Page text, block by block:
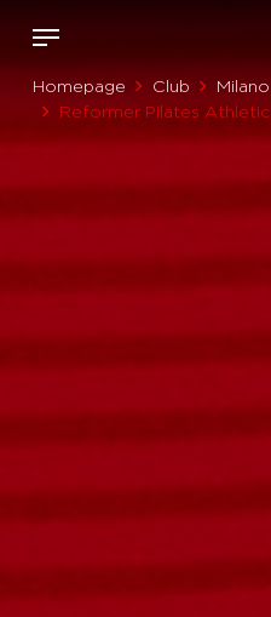
Homepage Club Milano
Reformer Pilates Athletic